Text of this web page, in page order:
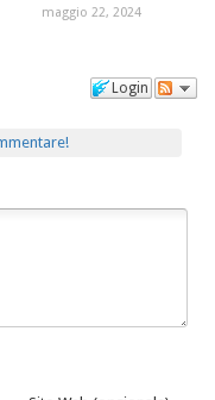
maggio 22, 2024
Login